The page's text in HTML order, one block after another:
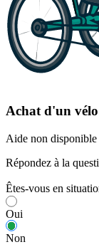
Achat d'un
Aide non disponible
Répondez à la
Êtes-vous en
Oui
Non